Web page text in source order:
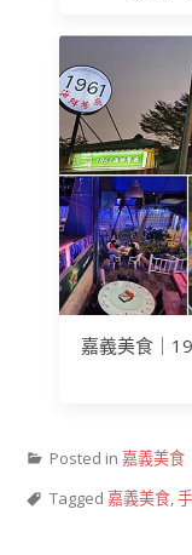
嘉義美食｜
Posted in 嘉義美食
Tagged 嘉義美食,